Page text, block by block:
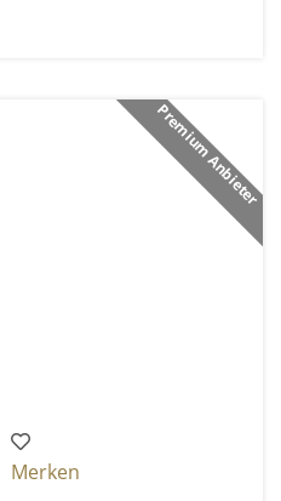
Premium Anbieter
Merken